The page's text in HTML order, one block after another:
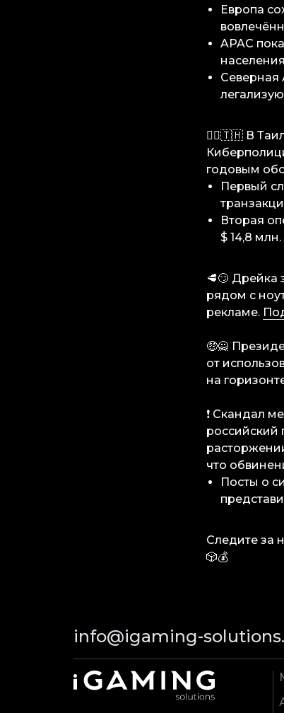
Европа
APAC
Северная
👮‍♂️🇹🇭 В
годовым
Первый
Вторая
$ 14,8
🥩😏 Дрейка
рядом с
рекламе.
🤑🙅
от
на
❗️ Скандал
российский
что
Посты о
Следите за
🎲💰
info@igaming-